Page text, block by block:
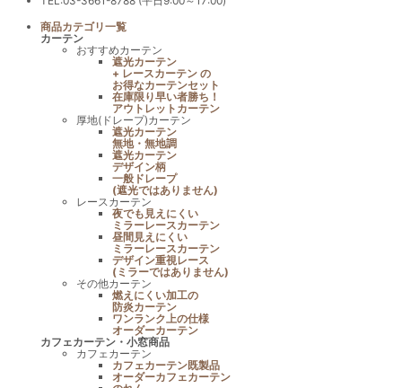
商品カテゴリ一覧
カーテン
おすすめカーテン
遮光カーテン
+ レースカーテン の
お得なカーテンセット
在庫限り早い者勝ち！
アウトレットカーテン
厚地(ドレープ)カーテン
遮光カーテン
無地・無地調
遮光カーテン
デザイン柄
一般ドレープ
(遮光ではありません)
レースカーテン
夜でも見えにくい
ミラーレースカーテン
昼間見えにくい
ミラーレースカーテン
デザイン重視レース
(ミラーではありません)
その他カーテン
燃えにくい加工の
防炎カーテン
ワンランク上の仕様
オーダーカーテン
カフェカーテン・小窓商品
カフェカーテン
カフェカーテン既製品
オーダーカフェカーテン